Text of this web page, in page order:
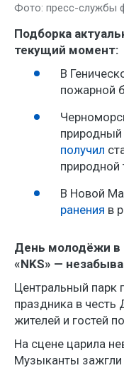
Фото: пресс-службы
Подборка
текущий момент:
В
пожарной
получил
природной
В Новой
ранения в
День молодёжи в
«NKS» —
Центральный парк
праздника в
жителей и гостей
На сцене царила
Музыканты зажгли